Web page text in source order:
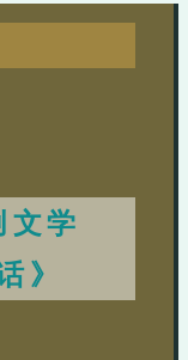
文学
》